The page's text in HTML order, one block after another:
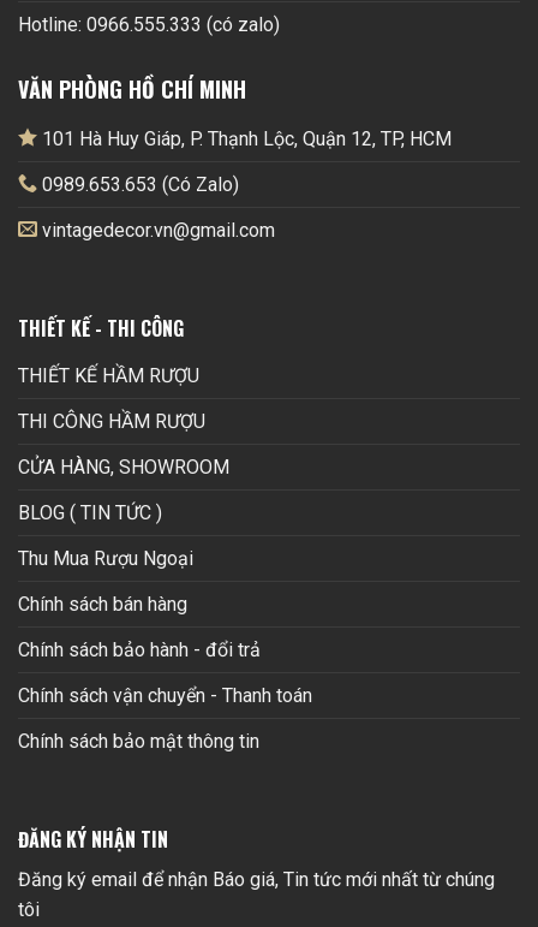
Hotline: 0966.555.333 (có zalo)
VĂN PHÒNG HỒ CHÍ MINH
101 Hà Huy Giáp, P. Thạnh Lộc, Quận 12, TP, HCM
0989.653.653 (Có Zalo)
vintagedecor.vn@gmail.com
THIẾT KẾ - THI CÔNG
THIẾT KẾ HẦM RƯỢU
THI CÔNG HẦM RƯỢU
CỬA HÀNG, SHOWROOM
BLOG ( TIN TỨC )
Thu Mua Rượu Ngoại
Chính sách bán hàng
Chính sách bảo hành - đổi trả
Chính sách vận chuyển - Thanh toán
Chính sách bảo mật thông tin
ĐĂNG KÝ NHẬN TIN
Đăng ký email để nhận Báo giá, Tin tức mới nhất từ chúng
tôi